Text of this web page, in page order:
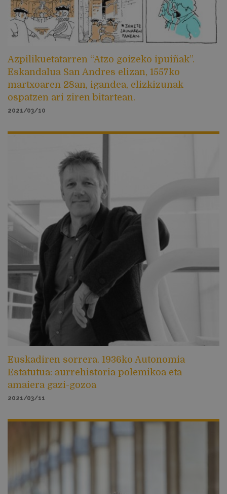
Azpilikuetatarren “Atzo goizeko ipuiñak”.
Eskandalua San Andres elizan, 1557ko
martxoaren 28an, igandea, elizkizunak
ospatzen ari ziren bitartean.
2021/03/10
Euskadiren sorrera. 1936ko Autonomia
Estatutua: aurrehistoria polemikoa eta
amaiera gazi-gozoa
2021/03/11